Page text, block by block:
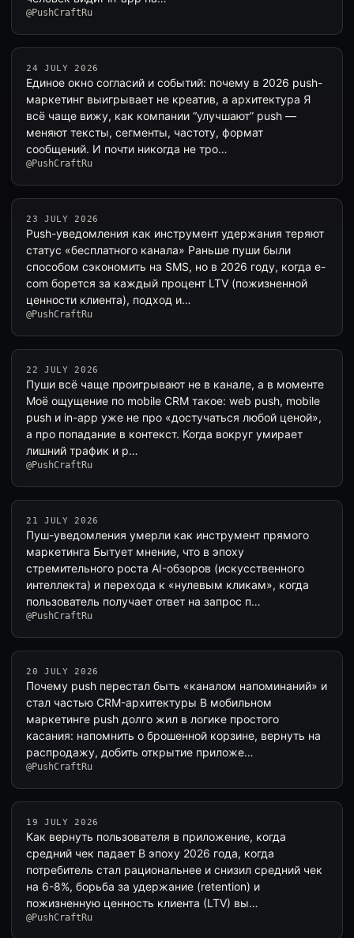
@PushCraftRu
24 JULY 2026
Единое окно согласий и событий: почему в 2026 push-
маркетинг выигрывает не креатив, а архитектура Я
всё чаще вижу, как компании “улучшают” push —
меняют тексты, сегменты, частоту, формат
сообщений. И почти никогда не тро…
@PushCraftRu
23 JULY 2026
Push-уведомления как инструмент удержания теряют
статус «бесплатного канала» Раньше пуши были
способом сэкономить на SMS, но в 2026 году, когда e-
com борется за каждый процент LTV (пожизненной
ценности клиента), подход и…
@PushCraftRu
22 JULY 2026
Пуши всё чаще проигрывают не в канале, а в моменте
Моё ощущение по mobile CRM такое: web push, mobile
push и in-app уже не про «достучаться любой ценой»,
а про попадание в контекст. Когда вокруг умирает
лишний трафик и р…
@PushCraftRu
21 JULY 2026
Пуш-уведомления умерли как инструмент прямого
маркетинга Бытует мнение, что в эпоху
стремительного роста AI-обзоров (искусственного
интеллекта) и перехода к «нулевым кликам», когда
пользователь получает ответ на запрос п…
@PushCraftRu
20 JULY 2026
Почему push перестал быть «каналом напоминаний» и
стал частью CRM-архитектуры В мобильном
маркетинге push долго жил в логике простого
касания: напомнить о брошенной корзине, вернуть на
распродажу, добить открытие приложе…
@PushCraftRu
19 JULY 2026
Как вернуть пользователя в приложение, когда
средний чек падает В эпоху 2026 года, когда
потребитель стал рациональнее и снизил средний чек
на 6-8%, борьба за удержание (retention) и
пожизненную ценность клиента (LTV) вы…
@PushCraftRu